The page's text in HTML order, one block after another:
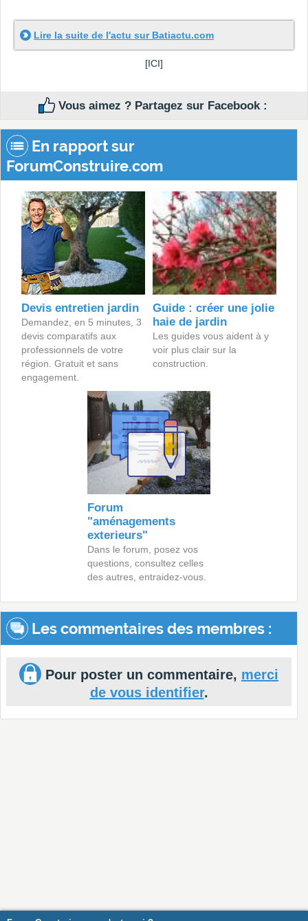
Lire la suite de l'actu sur Batiactu.com
[ICI]
Vous aimez ? Partagez sur Facebook :
En rapport sur
ForumConstruire.com
Devis entretien jardin
Demandez, en 5 minutes, 3
devis comparatifs aux
professionnels de votre
région. Gratuit et sans
engagement.
Guide : créer une jolie
haie de jardin
Les guides vous aident à y
voir plus clair sur la
construction.
Forum
"aménagements
exterieurs"
Dans le forum, posez vos
questions, consultez celles
des autres, entraidez-vous.
Les commentaires des membres :
Pour poster un commentaire, merci
de vous identifier.